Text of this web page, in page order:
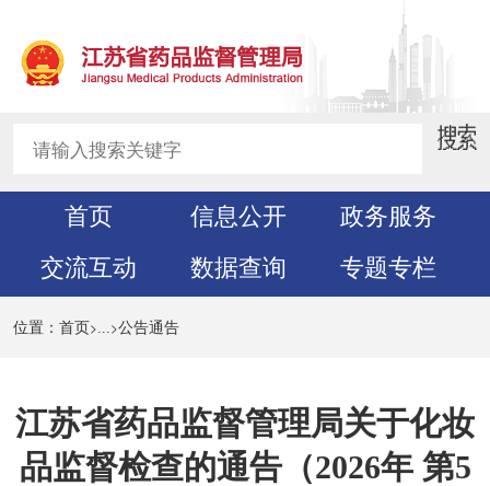
首页 信息公开
政务服务
交流互动
数据查询 专题专栏
位置： 首页> >公告通告
江苏省药品监督管理局关于化妆
品监督检查的通告（2026年 第5